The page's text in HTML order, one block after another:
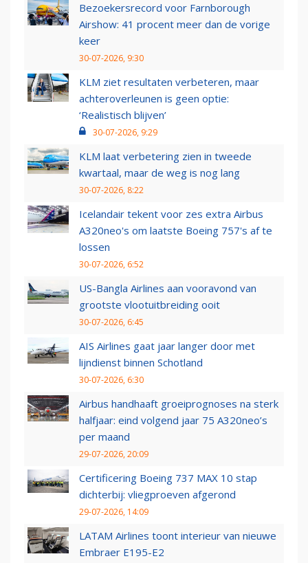
Bezoekersrecord voor Farnborough
Airshow: 41 procent meer dan de vorige
keer
30-07-2026, 9:30
KLM ziet resultaten verbeteren, maar
achteroverleunen is geen optie:
‘Realistisch blijven’
30-07-2026, 9:29
KLM laat verbetering zien in tweede
kwartaal, maar de weg is nog lang
30-07-2026, 8:22
Icelandair tekent voor zes extra Airbus
A320neo's om laatste Boeing 757's af te
lossen
30-07-2026, 6:52
US-Bangla Airlines aan vooravond van
grootste vlootuitbreiding ooit
30-07-2026, 6:45
AIS Airlines gaat jaar langer door met
lijndienst binnen Schotland
30-07-2026, 6:30
Airbus handhaaft groeiprognoses na sterk
halfjaar: eind volgend jaar 75 A320neo’s
per maand
29-07-2026, 20:09
Certificering Boeing 737 MAX 10 stap
dichterbij: vliegproeven afgerond
29-07-2026, 14:09
LATAM Airlines toont interieur van nieuwe
Embraer E195-E2